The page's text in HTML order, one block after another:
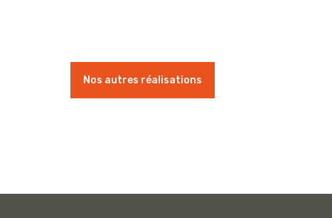
Nos autres réalisations